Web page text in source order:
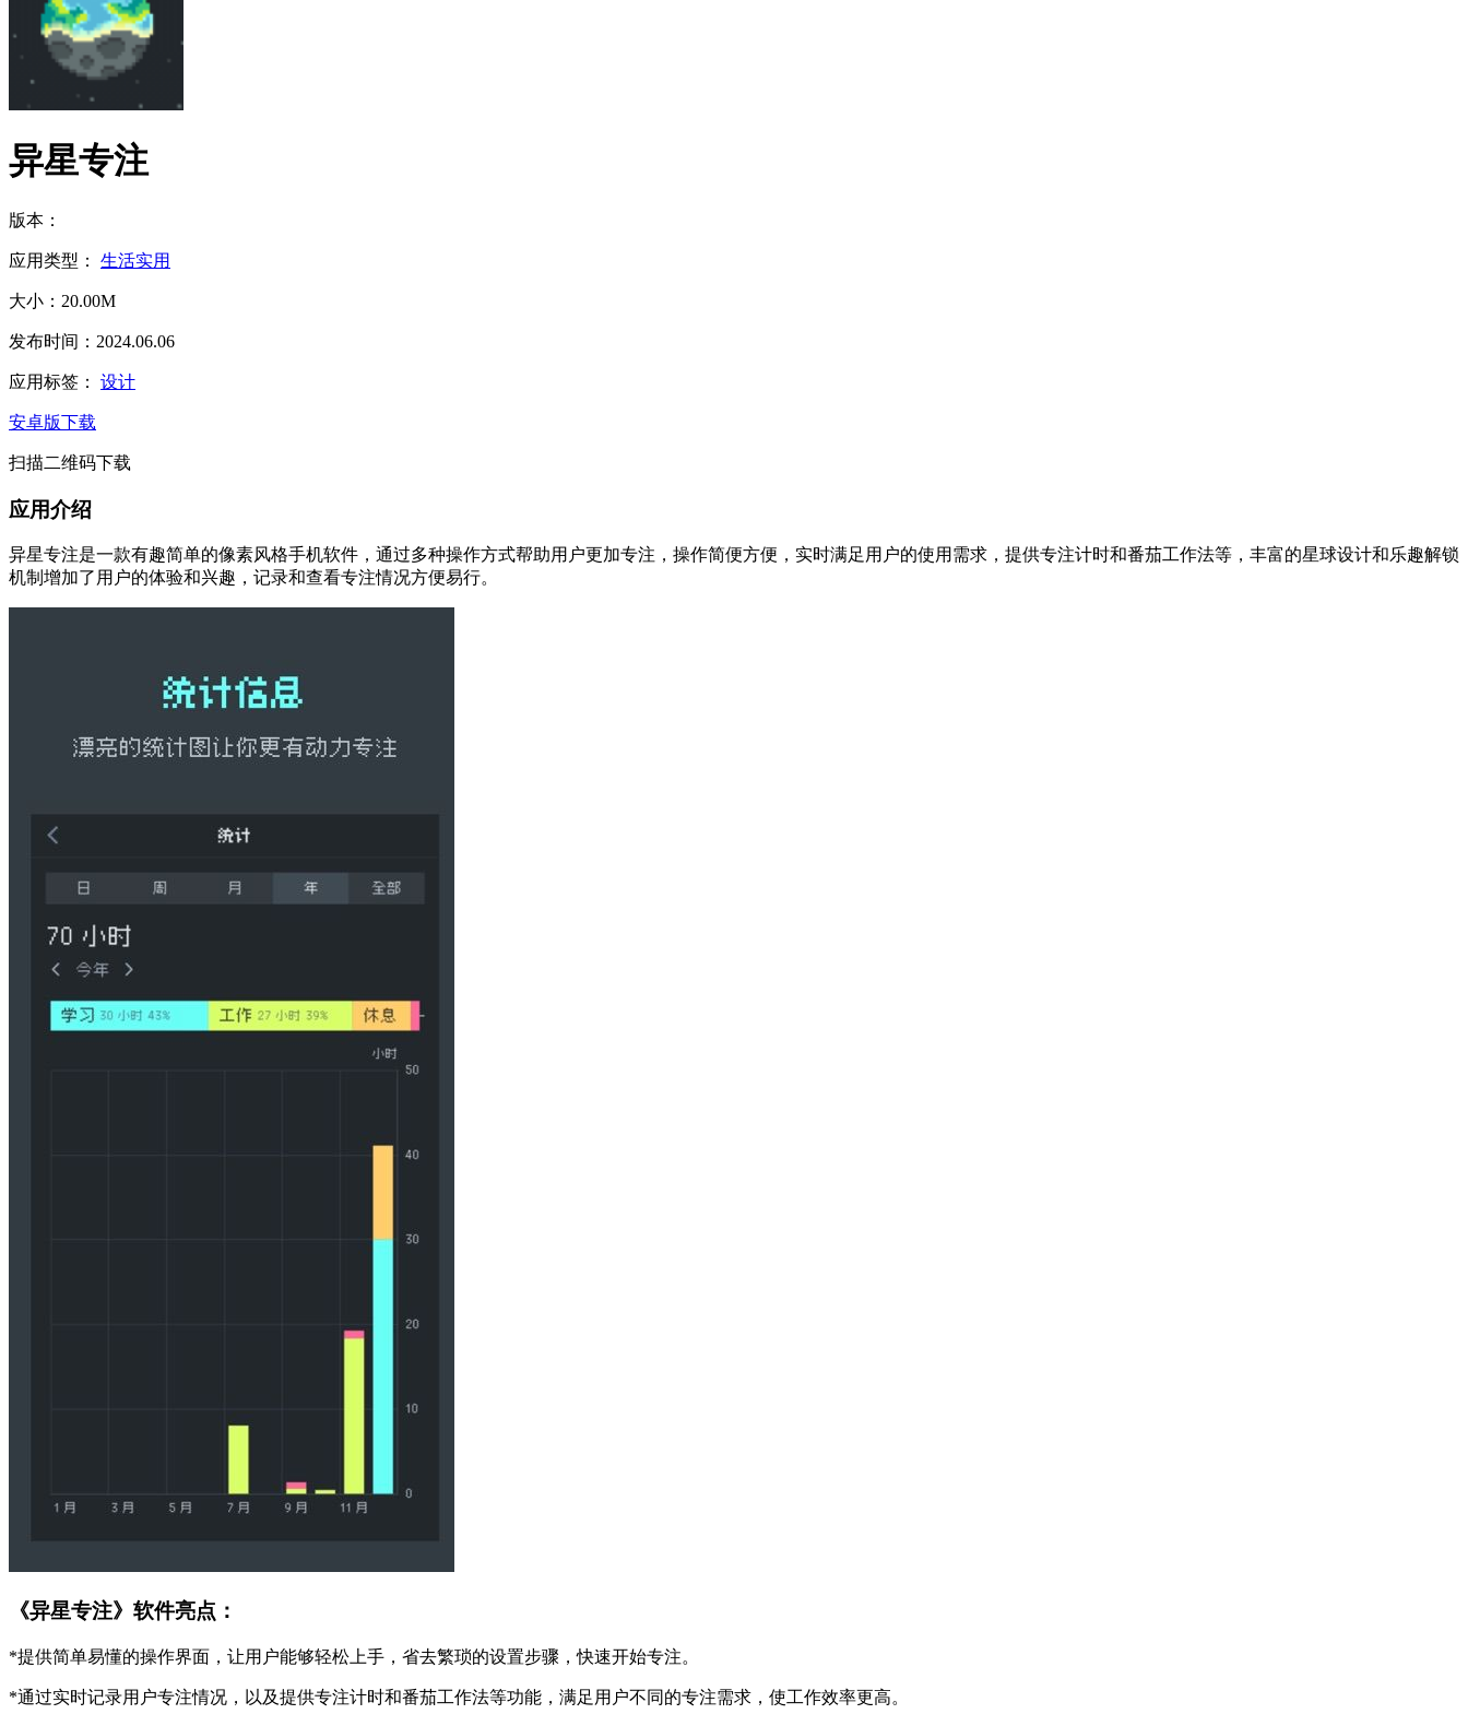
异星专注
版本：
应用类型： 生活实用
大小：20.00M
发布时间：2024.06.06
应用标签： 设计
安卓版下载
扫描二维码下载
应用介绍
异星专注是一款有趣简单的像素风格手机软件，通过多种操作方式帮助用户更加专注，操作简便方便，实时满足用户的使用需求，提供专注计时和番茄工作法等，丰富的星球设计和乐趣解锁
机制增加了用户的体验和兴趣，记录和查看专注情况方便易行。
《异星专注》软件亮点：
*提供简单易懂的操作界面，让用户能够轻松上手，省去繁琐的设置步骤，快速开始专注。
*通过实时记录用户专注情况，以及提供专注计时和番茄工作法等功能，满足用户不同的专注需求，使工作效率更高。